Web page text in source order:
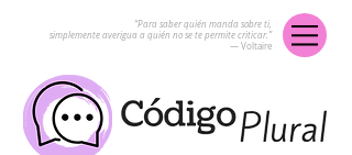
“Para saber quién manda sobre ti,
simplemente averigua a quién no se te permite criticar.”
― Voltaire